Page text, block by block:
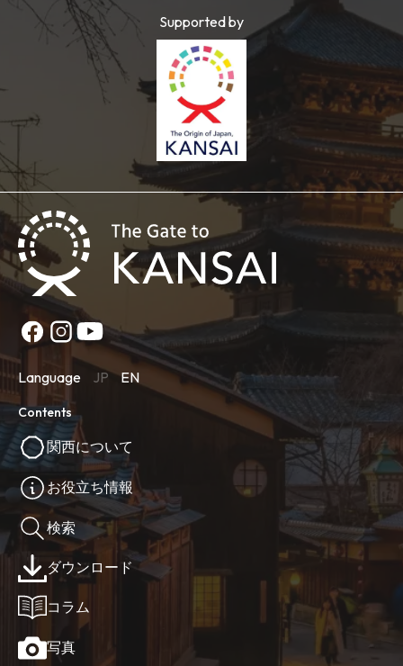
Supported by
Language JP EN
Contents
関西について
お役立ち情報
検索
ダウンロード
コラム
写真